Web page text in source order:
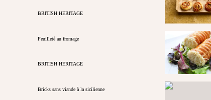
BRITISH HERITAGE
Feuilleté au fromage
BRITISH HERITAGE
Bricks sans viande à la sicilienne